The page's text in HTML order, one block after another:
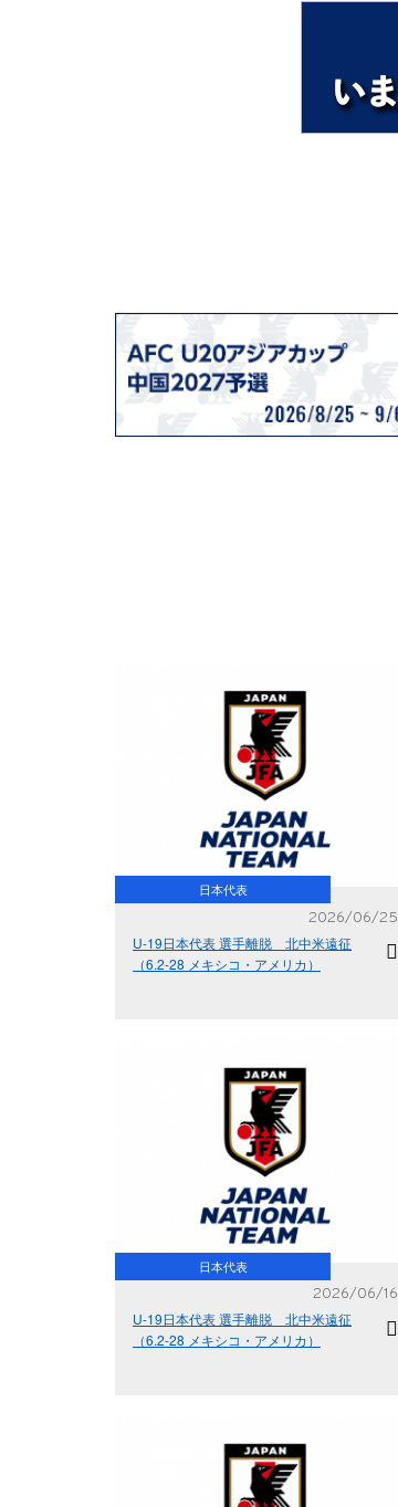
日本代表
2026/06/25
U-19日本代表 選手離脱 北中米遠征
（6.2-28 メキシコ・アメリカ）
日本代表
2026/06/16
U-19日本代表 選手離脱 北中米遠征
（6.2-28 メキシコ・アメリカ）